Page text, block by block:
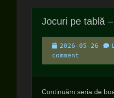
Jocuri pe tablă
Posted
on
2026-05-26
comment
Continuăm seria de